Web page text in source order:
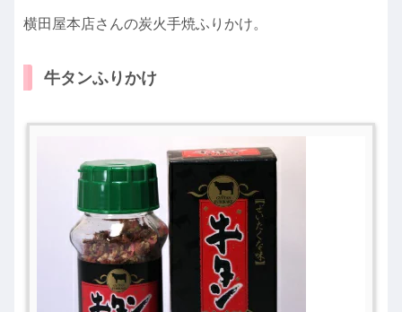
横田屋本店さんの炭火手焼ふりかけ。
牛タンふりかけ